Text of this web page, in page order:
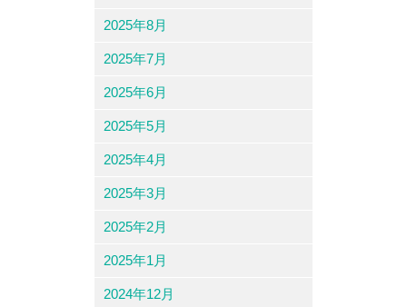
2025年8月
2025年7月
2025年6月
2025年5月
2025年4月
2025年3月
2025年2月
2025年1月
2024年12月